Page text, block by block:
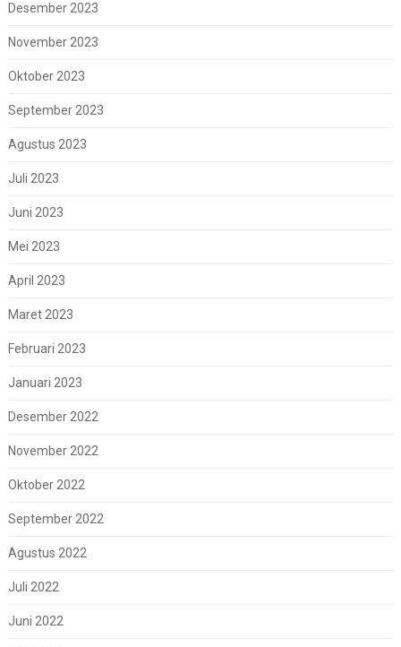
Desember 2023
November 2023
Oktober 2023
September 2023
Agustus 2023
Juli 2023
Juni 2023
Mei 2023
April 2023
Maret 2023
Februari 2023
Januari 2023
Desember 2022
November 2022
Oktober 2022
September 2022
Agustus 2022
Juli 2022
Juni 2022